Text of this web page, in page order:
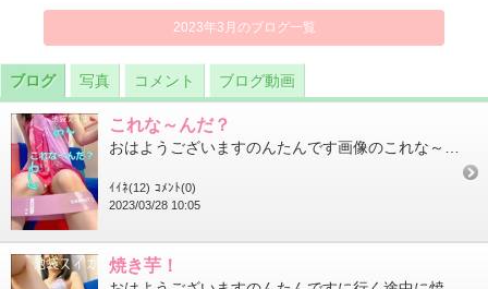
2023年3月のブログ一覧
ブログ 写真 コメント ブログ動画
これな～んだ？
ｲｲﾈ(12) ｺﾒﾝﾄ(0)
2023/03/28 10:05
焼き芋！